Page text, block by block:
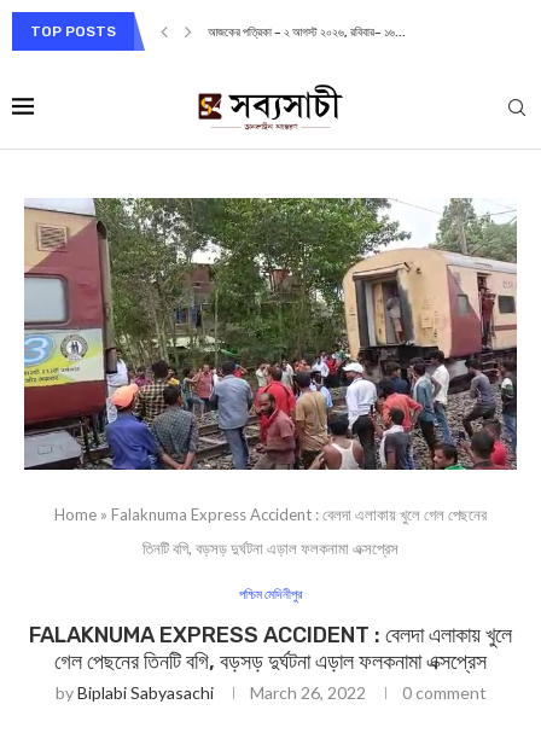
TOP POSTS আজকের পত্রিকা – ২ আগস্ট ২০২৬, রবিবার– ১৬...
Home » Falaknuma Express Accident : বেলদা এলাকায় খুলে গেল পেছনের
তিনটি বগি, বড়সড় দুর্ঘটনা এড়াল ফলকনামা এক্সপ্রেস
পশ্চিম মেদিনীপুর
FALAKNUMA EXPRESS ACCIDENT : বেলদা এলাকায় খুলে
গেল পেছনের তিনটি বগি, বড়সড় দুর্ঘটনা এড়াল ফলকনামা এক্সপ্রেস
byBiplabi Sabyasachi March 26, 2022 0 comment